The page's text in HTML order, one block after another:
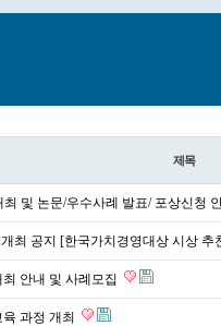
제목
및 논문/우수사례 발표/ 포상신청
개최 공지 [한국가치경영대상 시상 추
안내 및 사례모집
과정 개최